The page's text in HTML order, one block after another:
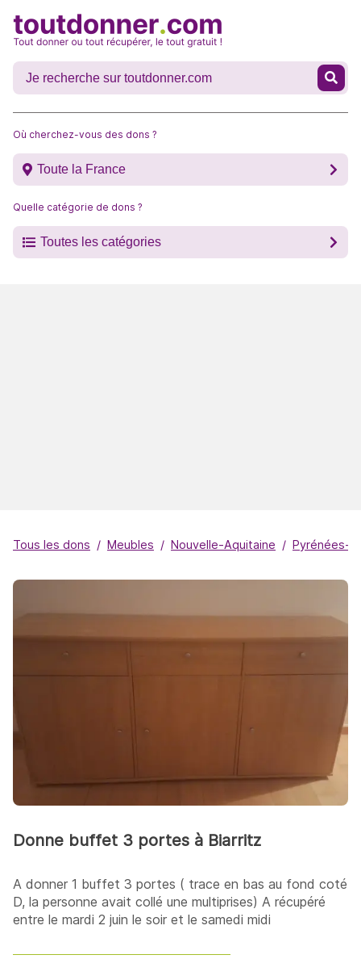
Où cherchez-vous des dons ?
Toute la France
Quelle catégorie de dons ?
Toutes les catégories
Tous les dons Meubles Nouvelle-Aquitaine Pyrénées-
Donne buffet 3 portes à Biarritz
A donner 1 buffet 3 portes ( trace en bas au fond coté
D, la personne avait collé une multiprises) A récupéré
entre le mardi 2 juin le soir et le samedi midi